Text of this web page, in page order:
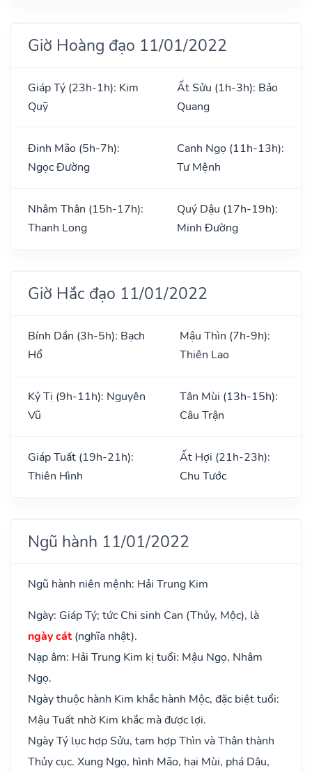
Giờ Hoàng đạo 11/01/2022
Giáp Tý (23h-1h): Kim
Quỹ
Ất Sửu (1h-3h): Bảo
Quang
Đinh Mão (5h-7h):
Ngọc Đường
Canh Ngọ (11h-13h):
Tư Mệnh
Nhâm Thân (15h-17h):
Thanh Long
Quý Dậu (17h-19h):
Minh Đường
Giờ Hắc đạo 11/01/2022
Bính Dần (3h-5h): Bạch
Hổ
Mậu Thìn (7h-9h):
Thiên Lao
Kỷ Tị (9h-11h): Nguyên
Vũ
Tân Mùi (13h-15h):
Câu Trận
Giáp Tuất (19h-21h):
Thiên Hình
Ất Hợi (21h-23h):
Chu Tước
Ngũ hành 11/01/2022
Ngũ hành niên mệnh: Hải Trung Kim
Ngày: Giáp Tý; tức Chi sinh Can (Thủy, Mộc), là
ngày cát(nghĩa nhật).
Nạp âm: Hải Trung Kim kị tuổi: Mậu Ngọ, Nhâm
Ngọ.
Ngày thuộc hành Kim khắc hành Mộc, đặc biệt tuổi:
Mậu Tuất nhờ Kim khắc mà được lợi.
Ngày Tý lục hợp Sửu, tam hợp Thìn và Thân thành
Thủy cục. Xung Ngọ, hình Mão, hại Mùi, phá Dậu,